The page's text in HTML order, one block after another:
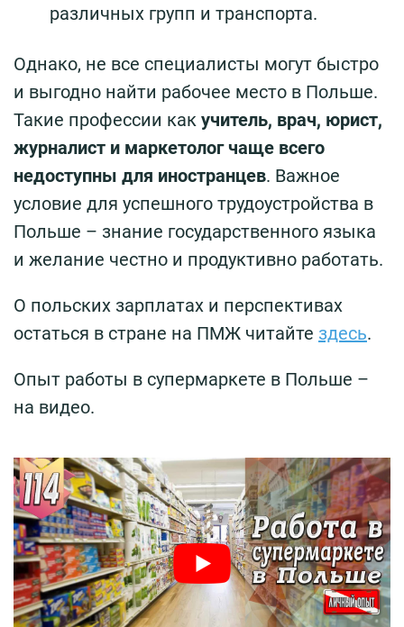
различных групп и транспорта.
Однако, не все специалисты могут быстро
и выгодно найти рабочее место в Польше.
Такие профессии как учитель, врач, юрист,
журналист и маркетолог чаще всего
недоступны для иностранцев. Важное
условие для успешного трудоустройства в
Польше – знание государственного языка
и желание честно и продуктивно работать.
О польских зарплатах и перспективах
остаться в стране на ПМЖ читайте здесь.
Опыт работы в супермаркете в Польше –
на видео.